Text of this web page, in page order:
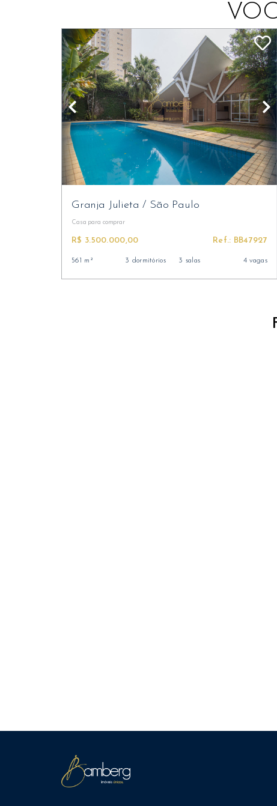
Granja Julieta/ São Paulo
Casa para comprar
R$ 3.500.000,00 Ref.: BB47927
561 m² 3 dormitórios 3 salas 4 vagas